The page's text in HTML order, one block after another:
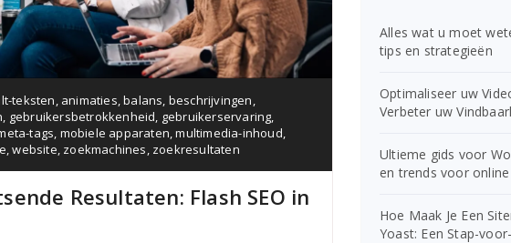
teksten, animaties,balans, beschrijvingen,
, gebruikersbetrokkenheid, gebruikerservaring,
tags, mobiele apparaten,multimedia-inhoud,
,website, zoekmachines, zoekresultaten
Resultaten: Flash SEO in
Alles wat u moet
tips en strategieën
Optimaliseer uw
Verbeter uw
Ultieme gids voor
en trends voor online
Hoe Maak Je Een
Yoast: Een Stap-